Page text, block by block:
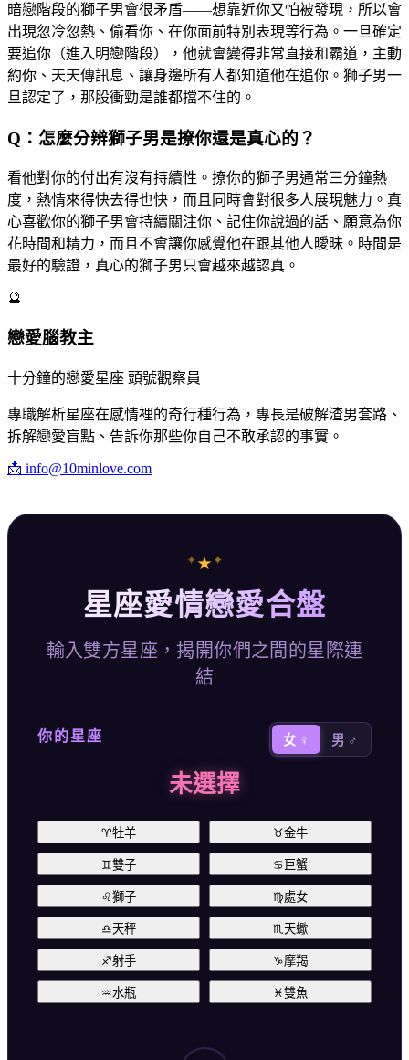
暗戀階段的獅子男會很矛盾——想靠近你又怕被發現，所以會
出現忽冷忽熱、偷看你、在你面前特別表現等行為。一旦確定
要追你（進入明戀階段），他就會變得非常直接和霸道，主動
約你、天天傳訊息、讓身邊所有人都知道他在追你。獅子男一
旦認定了，那股衝勁是誰都擋不住的。
Q：怎麼分辨獅子男是撩你還是真心的？
看他對你的付出有沒有持續性。撩你的獅子男通常三分鐘熱
度，熱情來得快去得也快，而且同時會對很多人展現魅力。真
心喜歡你的獅子男會持續關注你、記住你說過的話、願意為你
花時間和精力，而且不會讓你感覺他在跟其他人曖昧。時間是
最好的驗證，真心的獅子男只會越來越認真。
🔮
戀愛腦教主
十分鐘的戀愛星座 頭號觀察員
專職解析星座在感情裡的奇行種行為，專長是破解渣男套路、
拆解戀愛盲點、告訴你那些你自己不敢承認的事實。
📩 info@10minlove.com
✦ ★ ✦
星座愛情戀愛合盤
輸入雙方星座，揭開你們之間的星際連
結
你的星座 女 ♀ 男 ♂
未選擇
♈牡羊 ♉金牛
♊雙子 ♋ 巨蟹
♌獅子 ♍處女
♎天秤 ♏天蠍
♐射手 ♑摩羯
♒水瓶 ♓雙魚